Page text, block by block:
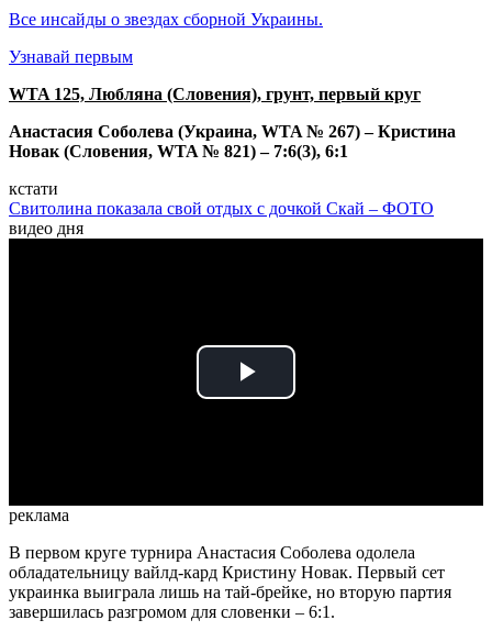
Все инсайды о звездах сборной Украины.
Узнавай первым
WTA 125, Любляна (Словения), грунт, первый круг
Анастасия Соболева (Украина, WTA № 267) – Кристина
Новак (Словения, WTA № 821) – 7:6(3), 6:1
кстати
Свитолина показала свой отдых с дочкой Скай – ФОТО
видео дня
Play
реклама
В первом круге турнира Анастасия Соболева одолела
обладательницу вайлд-кард Кристину Новак. Первый сет
украинка выиграла лишь на тай-брейке, но вторую партия
завершилась разгромом для словенки – 6:1.